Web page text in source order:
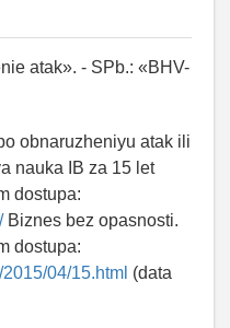
atak». - SPb.: «BHV-
obnaruzheniyu atak ili
nauka IB za 15 let
dostupa:
Biznes bez opasnosti.
dostupa:
04/15.html (data